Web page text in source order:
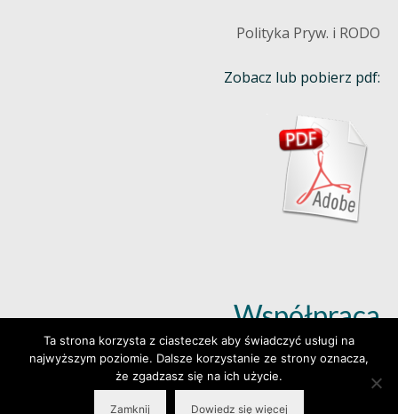
Polityka Pryw. i RODO
Zobacz lub pobierz pdf:
Współpraca
Dowiedz się więcej (klik)
Ta strona korzysta z ciasteczek aby świadczyć usługi na
najwyższym poziomie. Dalsze korzystanie ze strony oznacza,
że zgadzasz się na ich użycie.
Zamknij Dowiedz się więcej